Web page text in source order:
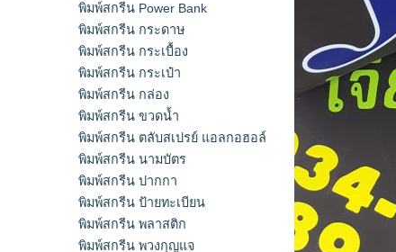
พิมพ์สกรีน Power Bank
พิมพ์สกรีน กระดาษ
พิมพ์สกรีน กระเบื้อง
พิมพ์สกรีน กระเป๋า
พิมพ์สกรีน กล่อง
พิมพ์สกรีน ขวดน้ำ
พิมพ์สกรีน ตลับสเปรย์ แอลกอฮอล์
พิมพ์สกรีน นามบัตร
พิมพ์สกรีน ปากกา
พิมพ์สกรีน ป้ายทะเบียน
พิมพ์สกรีน พลาสติก
พิมพ์สกรีน พวงกุญแจ